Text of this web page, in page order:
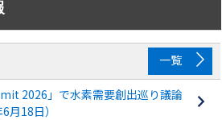
一覧
2026」で水素需要創出巡り議論
月18日）